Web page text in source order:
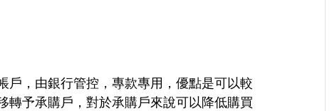
戶，由銀行管控，專款專用，優點是可以較
轉予承購戶，對於承購戶來說可以降低購買